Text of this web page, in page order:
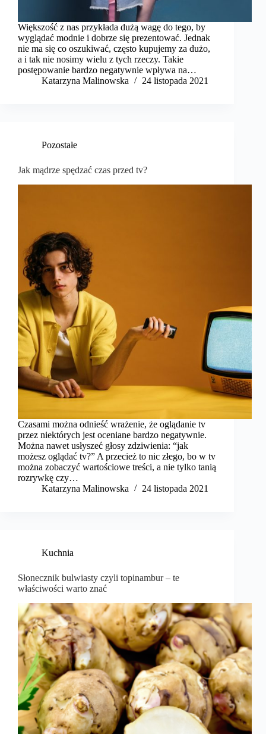
Większość z nas przykłada dużą wagę do tego, by
wyglądać modnie i dobrze się prezentować. Jednak
nie ma się co oszukiwać, często kupujemy za dużo,
a i tak nie nosimy wielu z tych rzeczy. Takie
postępowanie bardzo negatywnie wpływa na…
Katarzyna Malinowska
24 listopada 2021
Pozostałe
Jak mądrze spędzać czas przed tv?
Czasami można odnieść wrażenie, że oglądanie tv
przez niektórych jest oceniane bardzo negatywnie.
Można nawet usłyszeć głosy zdziwienia: “jak
możesz oglądać tv?” A przecież to nic złego, bo w tv
można zobaczyć wartościowe treści, a nie tylko tanią
rozrywkę czy…
Katarzyna Malinowska
24 listopada 2021
Kuchnia
Słonecznik bulwiasty czyli topinambur – te
właściwości warto znać